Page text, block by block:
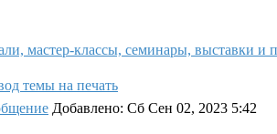
мастер-классы, семинары, выставки и
Добавлено: Сб Сен 02, 2023 5:42